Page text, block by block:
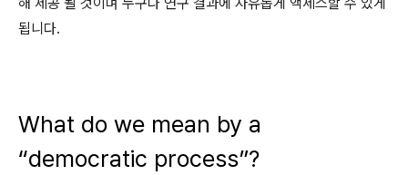
됩니다.
What do we mean by a
“democratic process”?